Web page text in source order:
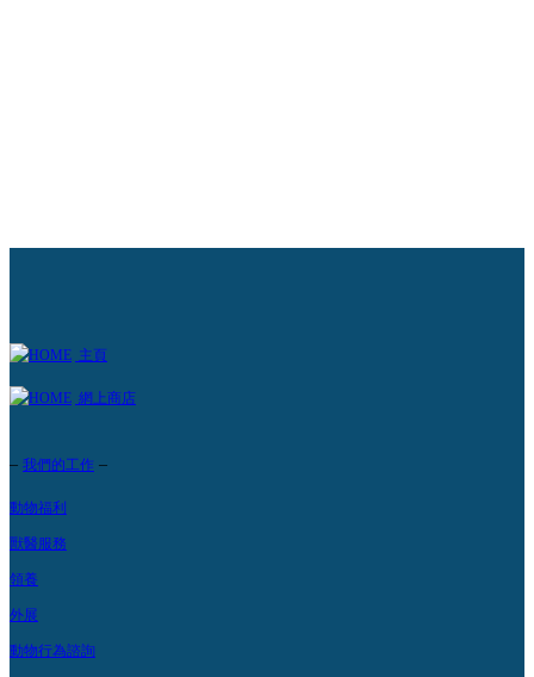
主頁
網上商店
– 我們的工作 –
動物福利
獸醫服務
領養
外展
動物行為諮詢